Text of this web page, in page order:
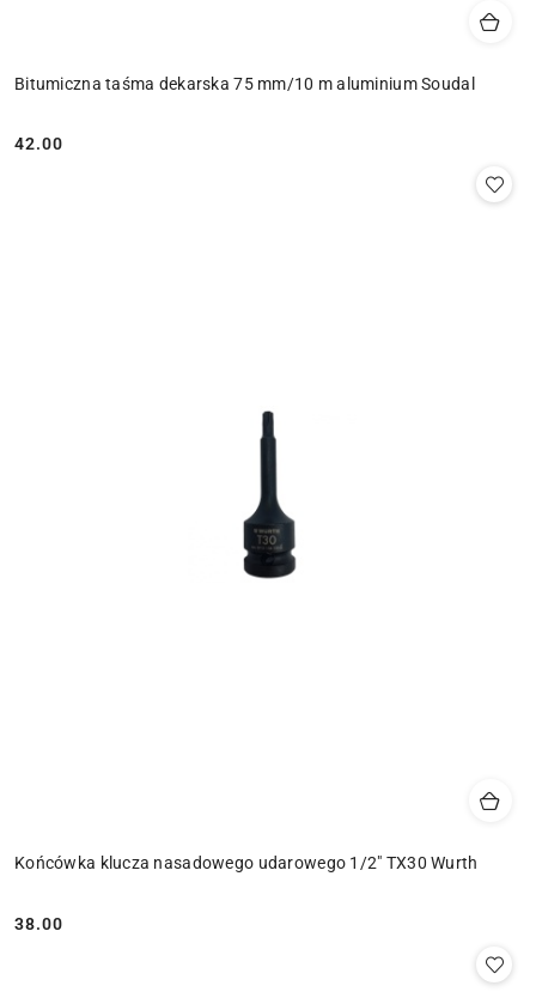
Bitumiczna taśma dekarska 75 mm/10 m aluminium Soudal
Cena:
42.00
Końcówka klucza nasadowego udarowego 1/2" TX30 Wurth
Cena:
38.00